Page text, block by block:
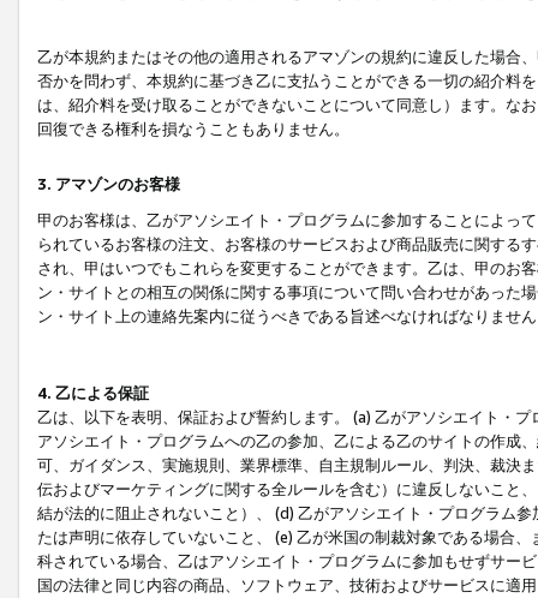
乙が本規約またはその他の適用されるアマゾンの規約に違反した場合
否かを問わず、本規約に基づき乙に支払うことができる一切の紹介料
は、紹介料を受け取ることができないことについて同意し）ます。な
回復できる権利を損なうこともありません。
3. アマゾンのお客様
甲のお客様は、乙がアソシエイト・プログラムに参加することによっ
られているお客様の注文、お客様のサービスおよび商品販売に関する
され、甲はいつでもこれらを変更することができます。乙は、甲のお
ン・サイトとの相互の関係に関する事項について問い合わせがあった
ン・サイト上の連絡先案内に従うべきである旨述べなければなりませ
4. 乙による保証
乙は、以下を表明、保証および誓約します。 (a) 乙がアソシエイト・
アソシエイト・プログラムへの乙の参加、乙による乙のサイトの作成
可、ガイダンス、実施規則、業界標準、自主規制ルール、判決、裁決
伝およびマーケティングに関する全ルールを含む）に違反しないこと
結が法的に阻止されないこと）、 (d) 乙がアソシエイト・プログラム
たは声明に依存していないこと、 (e) 乙が米国の制裁対象である場合
科されている場合、乙はアソシエイト・プログラムに参加もせずサー
国の法律と同じ内容の商品、ソフトウェア、技術およびサービスに適